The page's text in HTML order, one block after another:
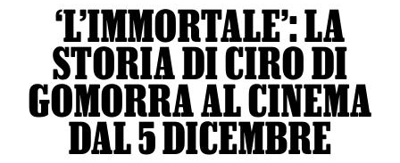
‘L’IMMORTALE’: LA
STORIA DI CIRO DI
GOMORRA AL CINEMA
DAL 5 DICEMBRE